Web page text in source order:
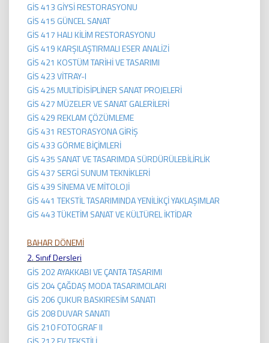
GİS 413 GİYSİ RESTORASYONU
GİS 415 GÜNCEL SANAT
GİS 417 HALI KİLİM RESTORASYONU
GİS 419 KARŞILAŞTIRMALI ESER ANALİZİ
GİS 421 KOSTÜM TARİHİ VE TASARIMI
GİS 423 VİTRAY-I
GİS 425 MULTİDİSİPLİNER SANAT PROJELERİ
GİS 427 MÜZELER VE SANAT GALERİLERİ
GİS 429 REKLAM ÇÖZÜMLEME
GİS 431 RESTORASYONA GİRİŞ
GİS 433 GÖRME BİÇİMLERİ
GİS 435 SANAT VE TASARIMDA SÜRDÜRÜLEBİLİRLİK
GİS 437 SERGİ SUNUM TEKNİKLERİ
GİS 439 SİNEMA VE MİTOLOJİ
GİS 441 TEKSTİL TASARIMINDA YENİLİKÇİ YAKLAŞIMLAR
GİS 443 TÜKETİM SANAT VE KÜLTÜREL İKTİDAR
BAHAR DÖNEMİ
2. Sınıf Dersleri
GİS 202 AYAKKABI VE ÇANTA TASARIMI
GİS 204 ÇAĞDAŞ MODA TASARIMCILARI
GİS 206 ÇUKUR BASKIRESİM SANATI
GİS 208 DUVAR SANATI
GİS 210 FOTOGRAF II